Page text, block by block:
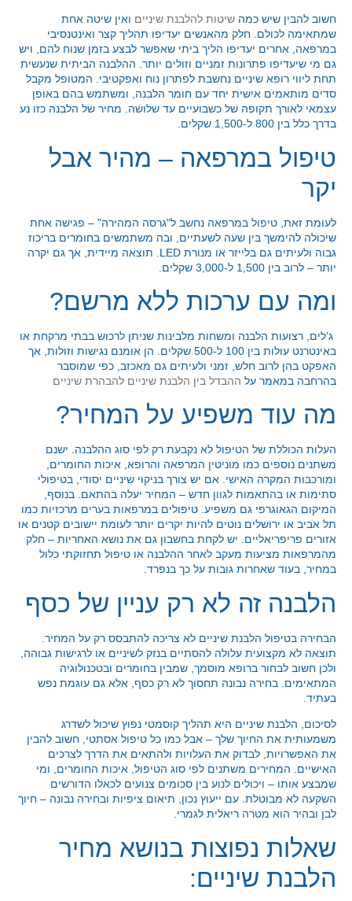
חשוב להבין שיש כמה שיטות להלבנת שיניים ואין שיטה אחת
שמתאימה לכולם. חלק מהאנשים יעדיפו תהליך קצר ואינטנסיבי
במרפאה, אחרים יעדיפו הליך ביתי שאפשר לבצע בזמן שנוח להם, ויש
גם מי שיעדיפו פתרונות זמניים וזולים יותר. ההלבנה הביתית שנעשית
תחת ליווי רופא שיניים נחשבת לפתרון נוח ואפקטיבי. המטופל מקבל
סדים מותאמים אישית יחד עם חומר הלבנה, ומשתמש בהם באופן
עצמאי לאורך תקופה של כשבועיים עד שלושה. מחיר של הלבנה כזו נע
בדרך כלל בין 800 ל-1,500 שקלים.
טיפול במרפאה – מהיר אבל
יקר
לעומת זאת, טיפול במרפאה נחשב ל"גרסה המהירה" – פגישה אחת
שיכולה להימשך בין שעה לשעתיים, ובה משתמשים בחומרים בריכוז
גבוה ולעיתים גם בלייזר או מנורת LED. תוצאה מיידית, אך גם יקרה
יותר – לרוב בין 1,500 ל-3,000 שקלים.
ומה עם ערכות ללא מרשם?
ג’לים, רצועות הלבנה ומשחות מלבינות שניתן לרכוש בבתי מרקחת או
באינטרנט עולות בין 100 ל-500 שקלים. הן אומנם נגישות וזולות, אך
האפקט בהן לרוב חלש, זמני ולעיתים גם מאכזב, כפי שמוסבר
בהרחבה במאמר על ההבדל בין הלבנת שיניים להבהרת שיניים
מה עוד משפיע על המחיר?
העלות הכוללת של הטיפול לא נקבעת רק לפי סוג ההלבנה. ישנם
משתנים נוספים כמו מוניטין המרפאה והרופא, איכות החומרים,
ומורכבות המקרה האישי. אם יש צורך בניקוי שיניים יסודי, בטיפולי
סתימות או בהתאמות לגוון חדש – המחיר יעלה בהתאם. בנוסף,
המיקום הגאוגרפי גם משפיע. טיפולים במרפאות בערים מרכזיות כמו
תל אביב או ירושלים נוטים להיות יקרים יותר לעומת יישובים קטנים או
אזורים פריפריאליים. יש לקחת בחשבון גם את נושא האחריות – חלק
מהמרפאות מציעות מעקב לאחר ההלבנה או טיפול תחזוקתי כלול
במחיר, בעוד שאחרות גובות על כך בנפרד.
הלבנה זה לא רק עניין של כסף
הבחירה בטיפול הלבנת שיניים לא צריכה להתבסס רק על המחיר.
תוצאה לא מקצועית עלולה להסתיים בנזק לשיניים או לרגישות גבוהה,
ולכן חשוב לבחור ברופא מוסמך, שמבין בחומרים ובטכנולוגיה
המתאימים. בחירה נבונה תחסוך לא רק כסף, אלא גם עוגמת נפש
בעתיד.
לסיכום, הלבנת שיניים היא תהליך קוסמטי נפוץ שיכול לשדרג
משמעותית את החיוך שלך – אבל כמו כל טיפול אסתטי, חשוב להבין
את האפשרויות, לבדוק את העלויות ולהתאים את הדרך לצרכים
האישיים. המחירים משתנים לפי סוג הטיפול, איכות החומרים, ומי
שמבצע אותו – ויכולים לנוע בין סכומים צנועים לכאלו הדורשים
השקעה לא מבוטלת. עם ייעוץ נכון, תיאום ציפיות ובחירה נבונה – חיוך
לבן ובהיר הוא מטרה ריאלית לגמרי.
שאלות נפוצות בנושא מחיר
הלבנת שיניים: